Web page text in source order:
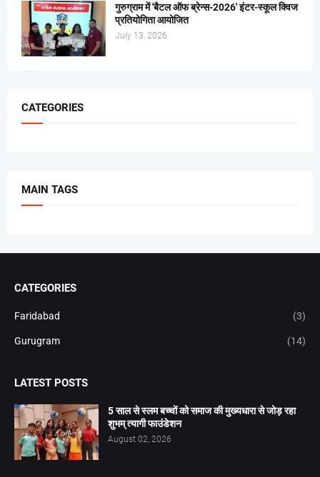
गुरुग्राम में 'बैटल ऑफ ब्रेन्स-2026' इंटर-स्कूल क्विज
प्रतियोगिता आयोजित
July 13, 2026
CATEGORIES
MAIN TAGS
CATEGORIES
Faridabad (3)
Gurugram (14)
LATEST POSTS
5 साल से स्लम बच्चों को समाज की मुख्यधारा से जोड़ रहा
शुभम् त्यागी फाउंडेशन
August 02, 2026